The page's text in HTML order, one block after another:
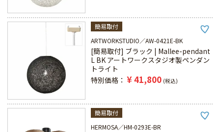
簡易取付
ARTWORKSTUDIO
AW-0421E-BK
[簡易取付] ブラック | Mallee-pendant
L BK アートワークスタジオ製ペンダン
トライト
特別価格
¥41,800 税込
簡易取付
HERMOSA
HM-0293E-BR